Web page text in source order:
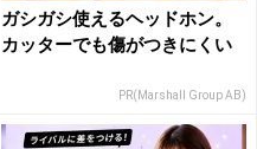
ガシガシ使えるヘッドホン。
カッターでも傷がつきにくい
PR(Marshall Group AB)